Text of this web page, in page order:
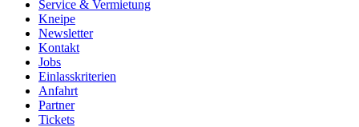
Service & Vermietung
Kneipe
Newsletter
Kontakt
Jobs
Einlasskriterien
Anfahrt
Partner
Tickets